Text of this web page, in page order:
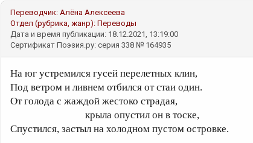
Переводчик: Алёна Алексеева
Отдел (рубрика, жанр): Переводы
Дата и время публикации: 18.12.2021, 13:19:00
Сертификат Поэзия.ру: серия 338 № 164935
На юг устремился гусей перелетных клин,
Под ветром и ливнем отбился от стаи один.
От голода с жаждой жестоко страдая,
крыла опустил он в тоске,
Спустился, застыл на холодном пустом островке.